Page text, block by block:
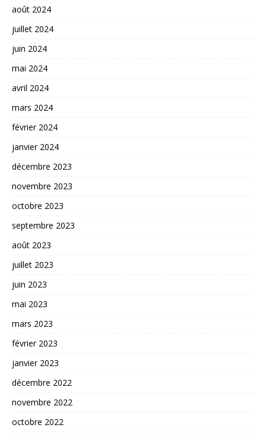
août 2024
juillet 2024
juin 2024
mai 2024
avril 2024
mars 2024
février 2024
janvier 2024
décembre 2023
novembre 2023
octobre 2023
septembre 2023
août 2023
juillet 2023
juin 2023
mai 2023
mars 2023
février 2023
janvier 2023
décembre 2022
novembre 2022
octobre 2022